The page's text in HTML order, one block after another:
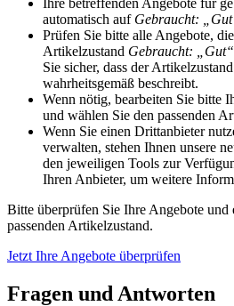
Ihre betreffenden Angebote für
automatisch auf Gebraucht:
Prüfen Sie bitte alle Angebote,
Artikelzustand Gebraucht: „Gut“
Sie sicher, dass der
wahrheitsgemäß beschreibt.
Wenn nötig, bearbeiten Sie bitte
und wählen Sie den passenden
Wenn Sie einen Drittanbieter
verwalten, stehen Ihnen unsere
den jeweiligen Tools zur
Ihren Anbieter, um weitere
Bitte überprüfen Sie Ihre Angebote und
passenden Artikelzustand.
Jetzt Ihre Angebote überprüfen
Fragen und Antworten